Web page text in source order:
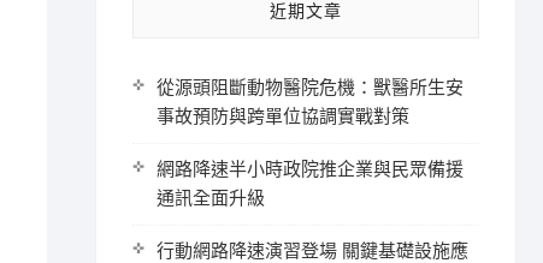
近期文章
從源頭阻斷動物醫院危機：獸醫所生安
事故預防與跨單位協調實戰對策
網路降速半小時政院推企業與民眾備援
通訊全面升級
行動網路降速演習登場 關鍵基礎設施應